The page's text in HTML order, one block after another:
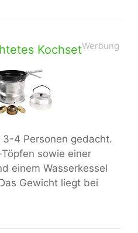
KochsetWerbung
4 Personen gedacht.
sowie einer
einem Wasserkessel
Gewicht liegt bei